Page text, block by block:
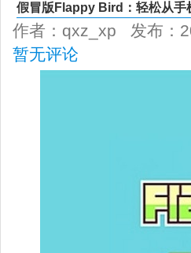
假冒版Flappy Bird：轻松从手
作者：qxz_xp 发布：
暂无评论